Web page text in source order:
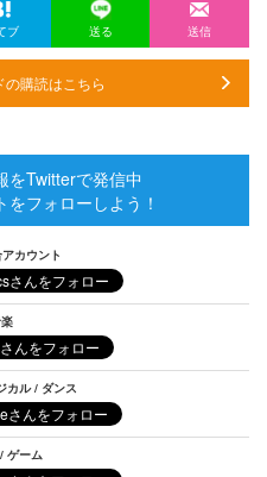
ブ 送る 送信
購読はこちら
をTwitterで発信中
フォローしよう！
カウント
カル / ダンス
ゲーム